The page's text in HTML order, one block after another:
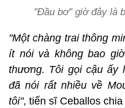
"Đầu bơ" giờ đây là
"Một chàng trai thông
ít nói và không bao
thương. Tôi gọi cậu ấy
đã nói rất nhiều về
tôi", tiến sĩ Ceballos chia